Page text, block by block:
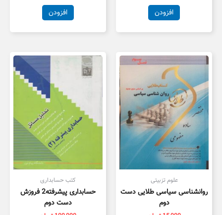
افزودن افزودن
علوم تزبیتی
روانشناسی سیاسی طلایی دست
دوم
کتب حسابداری
حسابداری پیشرفته2 فروزش
دست دوم